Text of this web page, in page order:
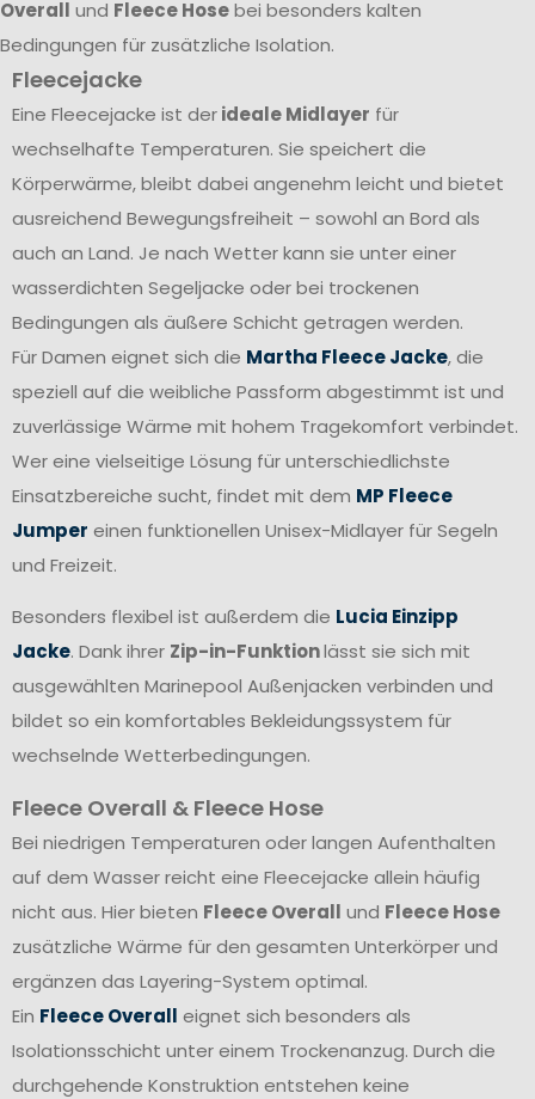
Overall und Fleece Hosebei besonders kalten
Bedingungen für zusätzliche Isolation.
Fleecejacke
Eine Fleecejacke ist derideale Midlayer für
wechselhafte Temperaturen. Sie speichert die
Körperwärme, bleibt dabei angenehm leicht und bietet
ausreichend Bewegungsfreiheit – sowohl an Bord als
auch an Land. Je nach Wetter kann sie unter einer
wasserdichten Segeljacke oder bei trockenen
Bedingungen als äußere Schicht getragen werden.
Für Damen eignet sich die Martha Fleece Jacke, die
speziell auf die weibliche Passform abgestimmt ist und
zuverlässige Wärme mit hohem Tragekomfort verbindet.
Wer eine vielseitige Lösung für unterschiedlichste
Einsatzbereiche sucht, findet mit dem MP Fleece
Jumper einen funktionellen Unisex-Midlayer für Segeln
und Freizeit.
Besonders flexibel ist außerdem die Lucia Einzipp
Jacke. Dank ihrer Zip-in-Funktionlässt sie sich mit
ausgewählten Marinepool Außenjacken verbinden und
bildet so ein komfortables Bekleidungssystem für
wechselnde Wetterbedingungen.
Fleece Overall & Fleece Hose
Bei niedrigen Temperaturen oder langen Aufenthalten
auf dem Wasser reicht eine Fleecejacke allein häufig
nicht aus. Hier bieten Fleece Overall und Fleece Hose
zusätzliche Wärme für den gesamten Unterkörper und
ergänzen das Layering-System optimal.
Ein Fleece Overall eignet sich besonders als
Isolationsschicht unter einem Trockenanzug. Durch die
durchgehende Konstruktion entstehen keine